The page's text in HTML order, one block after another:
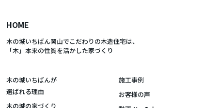
HOME
木の城いちばん岡山でこだわりの木造住宅は、
「木」本来の性質を活かした家づくり
木の城いちばんが
選ばれる理由
木の城の家づくり
施工事例
お客様の声